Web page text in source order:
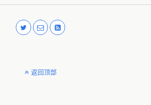
返回顶部